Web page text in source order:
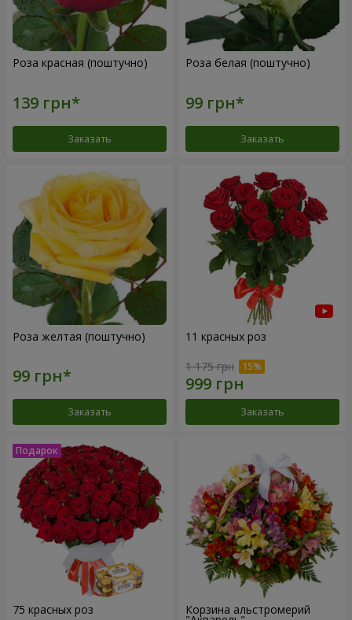
Роза красная (поштучно)
Заказать
Роза белая (поштучно)
Заказать
Роза желтая (поштучно)
Заказать
11 красных роз
1 175 грн
Заказать
75 красных роз Корзина альстромерий